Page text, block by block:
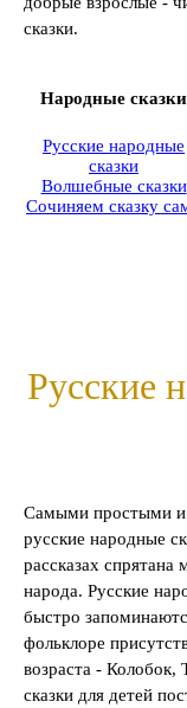
сказки.
Народные сказки
Русские народные
сказки
Волшебные сказки
Сочиняем сказку
Русские
Самыми простыми и
русские народные
рассказах спрятана
народа. Русские
быстро
фольклоре
возраста -
сказки для детей